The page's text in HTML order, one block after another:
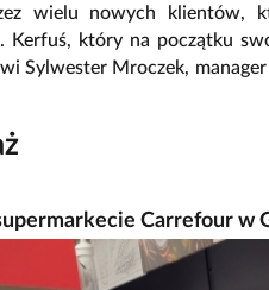
wielu nowych klientów,
Kerfuś, który na początku
Sylwester Mroczek,
Carrefour w